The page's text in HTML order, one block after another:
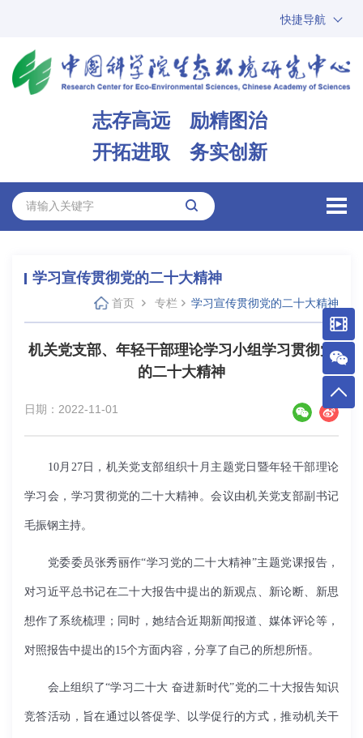
快捷导航
ARP
邮箱
志存高远 励精图治
开拓进取 务实创新
学习宣传贯彻党的二十大精神
首页 专栏 学习宣传贯彻党的二十大精神
机关党支部、年轻干部理论学习小组学习贯彻党
的二十大精神
日期：2022-11-01
10月27日，机关党支部组织十月主题党日暨年轻干部理论
学习会，学习贯彻党的二十大精神。会议由机关党支部副书记
毛振钢主持。
党委委员张秀丽作“学习党的二十大精神”主题党课报告，
对习近平总书记在二十大报告中提出的新观点、新论断、新思
想作了系统梳理；同时，她结合近期新闻报道、媒体评论等，
对照报告中提出的15个方面内容，分享了自己的所想所悟。
会上组织了“学习二十大 奋进新时代”党的二十大报告知识
竞答活动，旨在通过以答促学、以学促行的方式，推动机关干